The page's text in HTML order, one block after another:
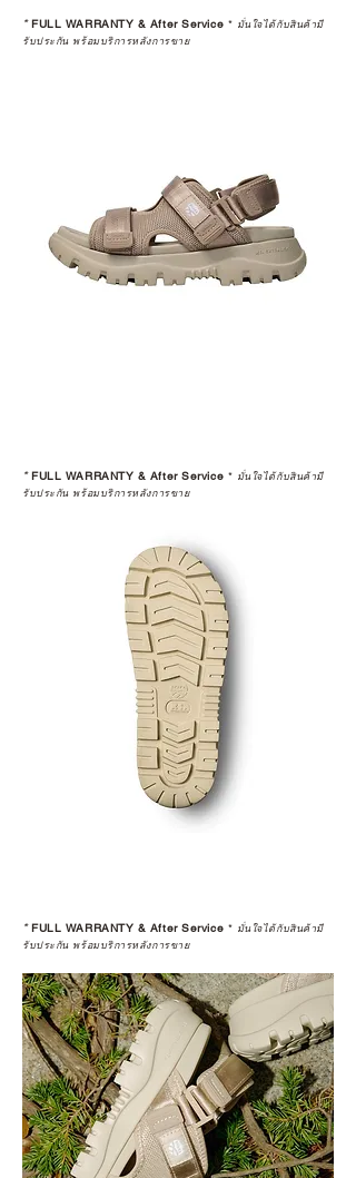
*FULL WARRANTY & After Service * มั่นใจได้กับสินค้ามี
รับประกัน พร้อมบริการหลังการขาย
*FULL WARRANTY & After Service * มั่นใจได้กับสินค้ามี
รับประกัน พร้อมบริการหลังการขาย
*FULL WARRANTY & After Service * มั่นใจได้กับสินค้ามี
รับประกัน พร้อมบริการหลังการขาย